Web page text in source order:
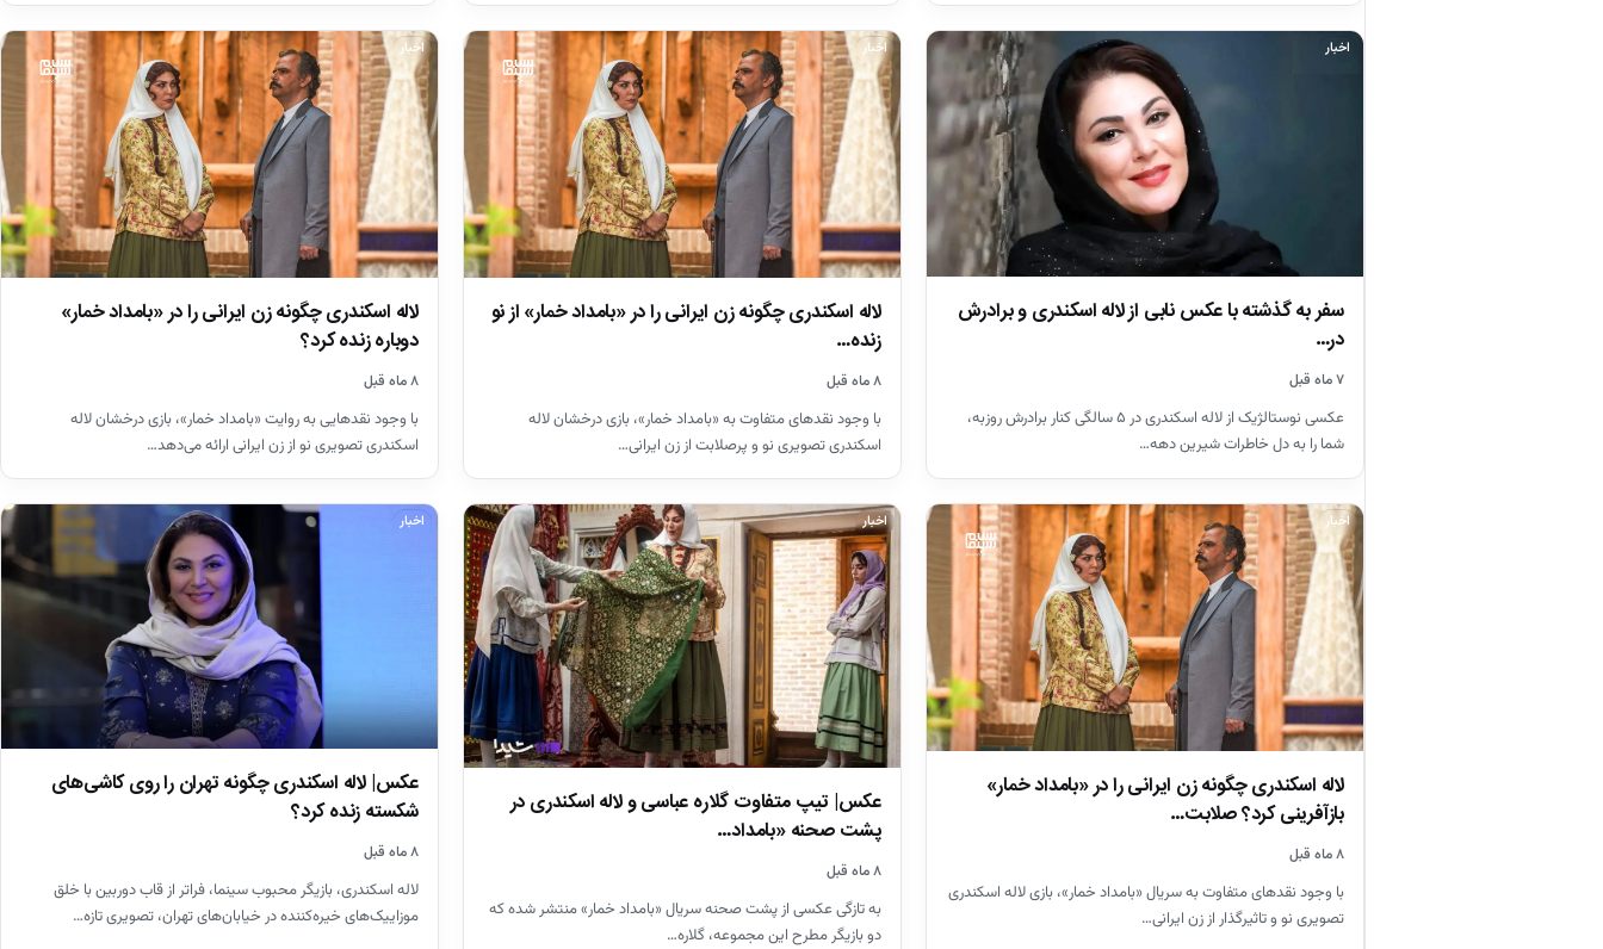
اخبار
سفر به گذشته با عکس نابی از لاله اسکندری و برادرش
در…
۷ ماه قبل
عکسی نوستالژیک از لاله اسکندری در ۵ سالگی کنار برادرش روزبه،
شما را به دل خاطرات شیرین دهه…
اخبار
لاله اسکندری چگونه زن ایرانی را در «بامداد خمار» از نو
زنده…
۸ ماه قبل
با وجود نقدهای متفاوت به «بامداد خمار»، بازی درخشان لاله
اسکندری تصویری نو و پرصلابت از زن ایرانی…
اخبار
لاله اسکندری چگونه زن ایرانی را در «بامداد خمار»
دوباره زنده کرد؟
۸ ماه قبل
با وجود نقدهایی به روایت «بامداد خمار»، بازی درخشان لاله
اسکندری تصویری نو از زن ایرانی ارائه می‌دهد…
اخبار
لاله اسکندری چگونه زن ایرانی را در «بامداد خمار»
بازآفرینی کرد؟ صلابت…
۸ ماه قبل
با وجود نقدهای متفاوت به سریال «بامداد خمار»، بازی لاله اسکندری
تصویری نو و تاثیرگذار از زن ایرانی…
اخبار
عکس| تیپ متفاوت گلاره عباسی و لاله اسکندری در
پشت صحنه «بامداد…
۸ ماه قبل
به تازگی عکسی از پشت صحنه سریال «بامداد خمار» منتشر شده که
دو بازیگر مطرح این مجموعه، گلاره…
اخبار
عکس| لاله اسکندری چگونه تهران را روی کاشی‌های
شکسته زنده کرد؟
۸ ماه قبل
لاله اسکندری، بازیگر محبوب سینما، فراتر از قاب دوربین با خلق
موزاییک‌های خیره‌کننده در خیابان‌های تهران، تصویری تازه…